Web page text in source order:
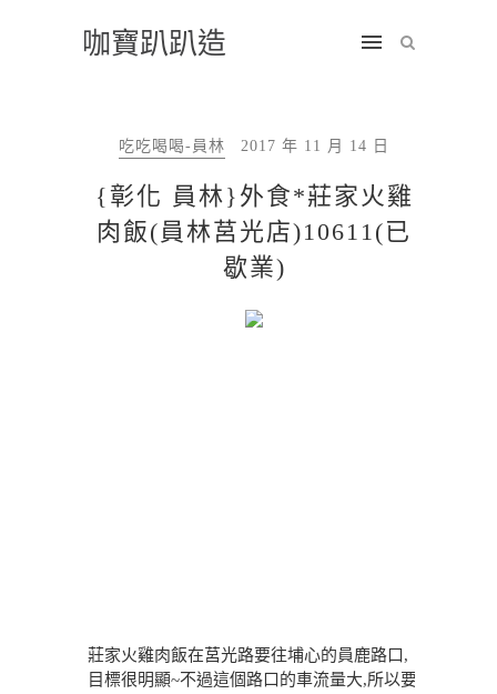
咖寶趴趴造
吃吃喝喝-員林 2017 年 11 月 14 日
{彰化 員林}外食*莊家火雞
肉飯(員林莒光店)10611(已
歇業)
莊家火雞肉飯在莒光路要往埔心的員鹿路口,
目標很明顯~不過這個路口的車流量大,所以要